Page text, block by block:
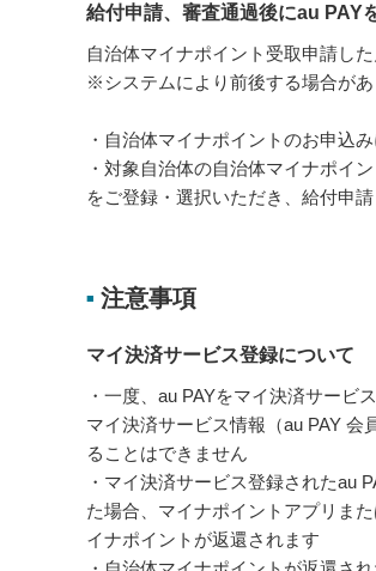
給付申請、審査通過後にau PAY
自治体マイナポイント受取申請し
※システムにより前後する場合があ
・自治体マイナポイントのお申込
・対象自治体の自治体マイナポイ
をご登録・選択いただき、給付申
■ 注意事項
マイ決済サービス登録について
・一度、au PAYをマイ決済サービ
マイ決済サービス情報（au PAY
ることはできません
・マイ決済サービス登録されたau
た場合、マイナポイントアプリま
イナポイントが返還されます